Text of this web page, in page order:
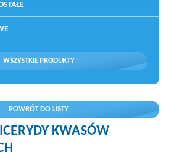
WSZYSTKIE PRODUKTY
POWRÓT DO LISTY
KWASÓW